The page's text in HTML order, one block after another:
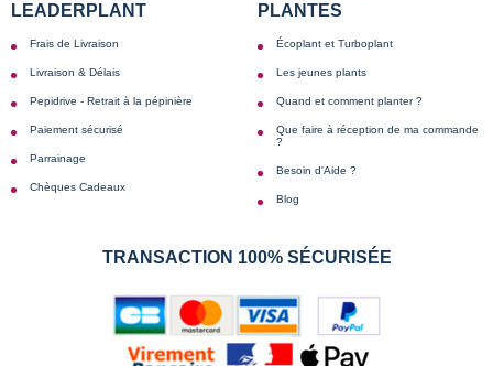
LEADERPLANT
Frais de Livraison
Livraison & Délais
Pepidrive - Retrait à la pépinière
Paiement sécurisé
Parrainage
Chèques Cadeaux
PLANTES
Écoplant et Turboplant
Les jeunes plants
Quand et comment planter ?
Que faire à réception de ma commande
?
Besoin d'Aide ?
Blog
TRANSACTION 100% SÉCURISÉE